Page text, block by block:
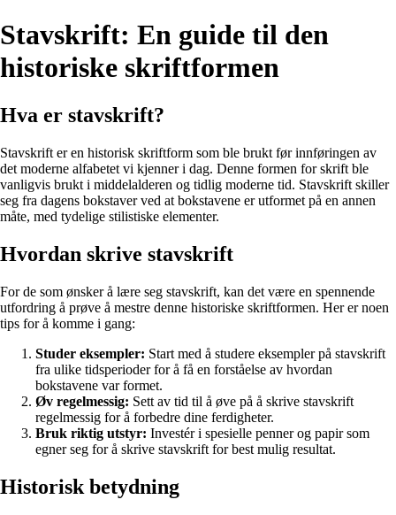
Stavskrift: En guide til den
historiske skriftformen
Hva er stavskrift?
Stavskrift er en historisk skriftform som ble brukt før innføringen av
det moderne alfabetet vi kjenner i dag. Denne formen for skrift ble
vanligvis brukt i middelalderen og tidlig moderne tid. Stavskrift skiller
seg fra dagens bokstaver ved at bokstavene er utformet på en annen
måte, med tydelige stilistiske elementer.
Hvordan skrive stavskrift
For de som ønsker å lære seg stavskrift, kan det være en spennende
utfordring å prøve å mestre denne historiske skriftformen. Her er noen
tips for å komme i gang:
Studer eksempler: Start med å studere eksempler på stavskrift
fra ulike tidsperioder for å få en forståelse av hvordan
bokstavene var formet.
Øv regelmessig: Sett av tid til å øve på å skrive stavskrift
regelmessig for å forbedre dine ferdigheter.
Bruk riktig utstyr: Investér i spesielle penner og papir som
egner seg for å skrive stavskrift for best mulig resultat.
Historisk betydning